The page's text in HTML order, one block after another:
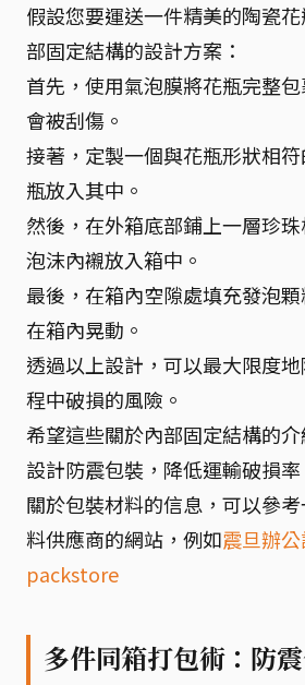
假設您要運送一件精美的陶瓷
部固定結構的設計方案：
首先，使用氣泡膜將花瓶完整
會被刮傷。
接著，定製一個與花瓶形狀相
瓶放入其中。
然後，在外箱底部鋪上一層珍
泡沫內襯放入箱中。
最後，在箱內空隙處填充發泡
在箱內晃動。
透過以上設計，可以最大限度
程中破損的風險。
希望這些關於內部固定結構的
設計防震包裝，降低運輸破損
關於包裝材料的信息，可以參
料供應商的網站，例如震旦辦
packstore
多件同箱打包術：防